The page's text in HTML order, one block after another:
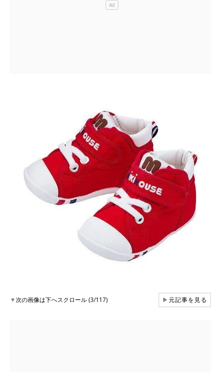
▼次の画像は下へスクロール (3/117) ▶元記事を見る